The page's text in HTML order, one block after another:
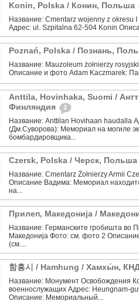
Konin, Polska / Конин, Польша
Название: Cmentarz wojenny z okresu
Адрес: ul. Szpitalna 62-504 Konin
Poznań, Polska / Познань,
Название: Mauzoleum żołnierzy
Описание и фото Adam Kaczmarek:
Anttila, Hovinhaka, Suomi /
Финляндия
2
Название: Anttilan Hovihaan haudalla
(Дм.Суворова): Мемориал на могиле
бомбардировщика...
Czersk, Polska / Черск, Польша
Название: Cmentarz Żołnierzy Armii
Описание Вадима: Мемориал
на...
Прилеп, Македонија /
Название: Германските гробишта во
Македонија Фото: см. фото 2
(см....
함흥시 / Hamhung / Хамхы́н,
Название: Монумент Освобождения
военнослужащих Адрес: Heungnam-
Описание: Мемориальный...